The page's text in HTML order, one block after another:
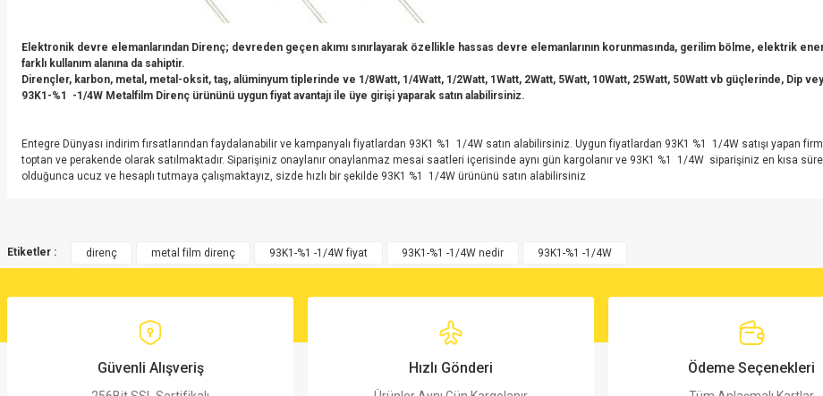
Elektronik devre elemanlarından Direnç; devreden geçen akımı sınırlayarak özellikle hassas devre elemanlarının korunmasında, gerilim bölme, elektrik
farklı kullanım alanına da sahiptir.
Dirençler, karbon, metal, metal-oksit, taş, alüminyum tiplerinde ve 1/8Watt, 1/4Watt, 1/2Watt, 1Watt, 2Watt, 5Watt, 10Watt, 25Watt, 50Watt vb güçlerinde, Dip
93K1-%1 -1/4W Metalfilm Direnç ürününü uygun fiyat avantajı ile üye girişi yaparak satın alabilirsiniz.
Entegre Dünyası indirim fırsatlarından faydalanabilir ve kampanyalı fiyatlardan 93K1 %1 1/4W satın alabilirsiniz. Uygun fiyatlardan 93K1 %1 1/4W satışı yapan
toptan ve perakende olarak satılmaktadır. Siparişiniz onaylanır onaylanmaz mesai saatleri içerisinde aynı gün kargolanır ve 93K1 %1 1/4W siparişiniz en kısa
olduğunca ucuz ve hesaplı tutmaya çalışmaktayız, sizde hızlı bir şekilde 93K1 %1 1/4W ürününü satın alabilirsiniz
Bu ürüne ilk yorumu siz yapın!
Ürün bilgilerinde hatalar bulunuyor.
Etiketler : direnç metal film direnç 93K1-%1 -1/4W fiyat 93K1-%1 -1/4W nedir 93K1-%1 -1/4W
Güvenli Alışveriş Hızlı Gönderi Ödeme Seçenekleri